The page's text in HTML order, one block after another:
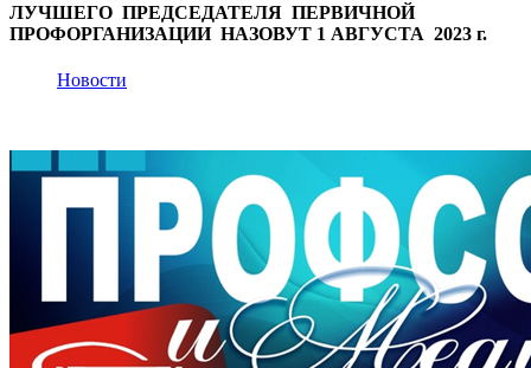
ЛУЧШЕГО ПРЕДСЕДАТЕЛЯ ПЕРВИЧНОЙ
ПРОФОРГАНИЗАЦИИ НАЗОВУТ 1 АВГУСТА 2023 г.
Новости